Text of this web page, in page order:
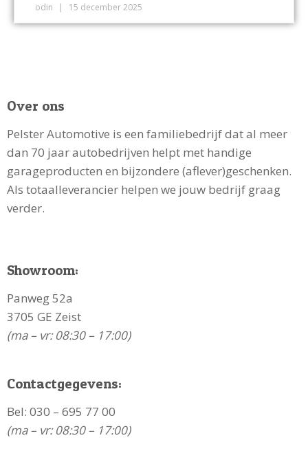
odin 15 december 2025
Over ons
Pelster Automotive is een familiebedrijf dat al meer
dan 70 jaar autobedrijven helpt met handige
garageproducten en bijzondere (aflever)geschenken.
Als totaalleverancier helpen we jouw bedrijf graag
verder.
Showroom:
Panweg 52a
3705 GE Zeist
(ma – vr: 08:30 – 17:00)
Contactgegevens:
Bel: 030 – 695 77 00
(ma – vr: 08:30 – 17:00)